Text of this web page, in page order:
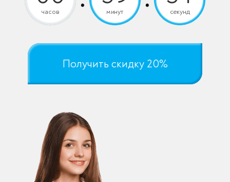
часов минут секунд
Получить скидку 20%